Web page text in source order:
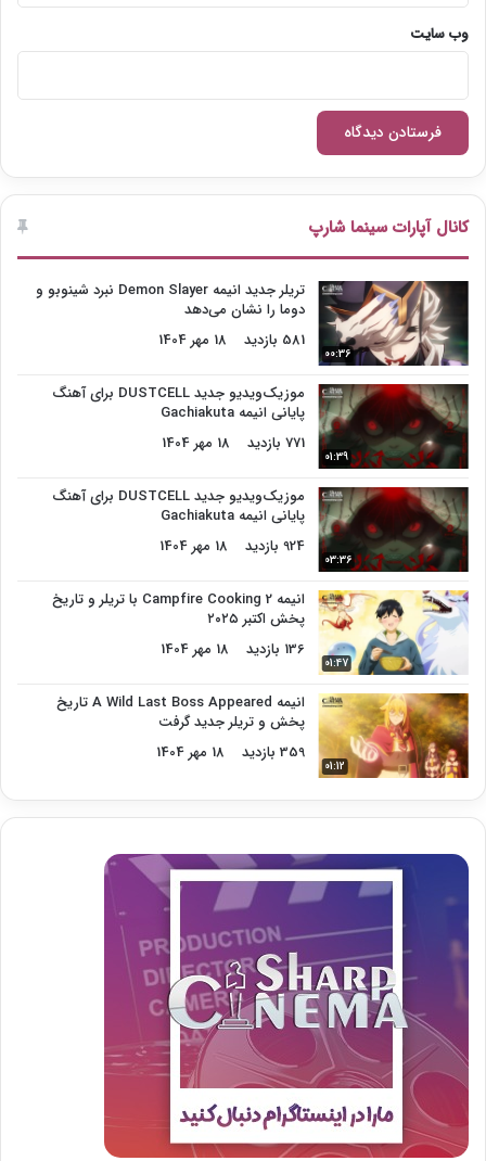
وب‌ سایت
کانال آپارات سینما شارپ
00:36
تریلر جدید انیمه Demon Slayer نبرد شینوبو و
دوما را نشان می‌دهد
581 بازدید
18 مهر 1404
01:39
موزیک‌ویدیو جدید DUSTCELL برای آهنگ
پایانی انیمه Gachiakuta
771 بازدید
18 مهر 1404
03:36
موزیک‌ویدیو جدید DUSTCELL برای آهنگ
پایانی انیمه Gachiakuta
924 بازدید
18 مهر 1404
01:47
انیمه Campfire Cooking 2 با تریلر و تاریخ
پخش اکتبر ۲۰۲۵
136 بازدید
18 مهر 1404
01:12
انیمه A Wild Last Boss Appeared تاریخ
پخش و تریلر جدید گرفت
359 بازدید
18 مهر 1404